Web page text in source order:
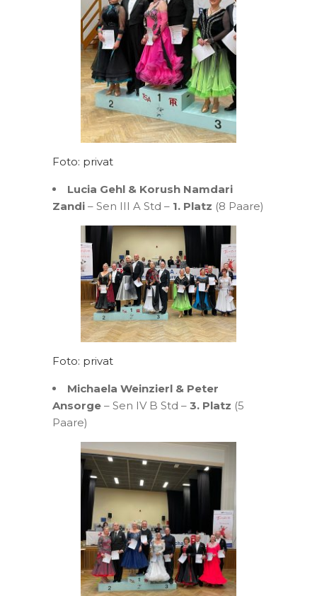
Foto: privat
Lucia Gehl & Korush Namdari
Zandi – Sen III A Std – 1. Platz (8 Paare)
Foto: privat
Michaela Weinzierl & Peter
Ansorge – Sen IV B Std – 3. Platz (5
Paare)